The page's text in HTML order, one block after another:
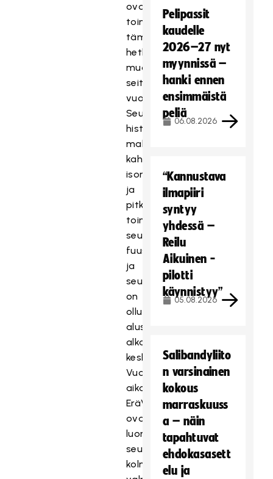
ovat
toimineet
tämän
hetkisessä
muodossaan
seitsemän
vuotta.
Seuran
historiaan
mahtuu
kahden
ison
ja
pitkään
toimineen
seuran
fuusioituminen
ja
seurakehitys
on
ollut
alusta
alkaen
keskiössä.
Vuosien
aikana
EräViikingit
ovat
luoneet
seuralle
kolmivuotisstrategian,
Pelipassit
kaudelle
2026–27 nyt
myynnissä –
hanki ennen
ensimmäistä
peliä
06.08.2026
“Kannustava
ilmapiiri
syntyy
yhdessä –
Reilu
Aikuinen -
pilotti
käynnistyy”
05.08.2026
Salibandyliito
n varsinainen
kokous
marraskuuss
a – näin
tapahtuvat
ehdokasasett
elu ja